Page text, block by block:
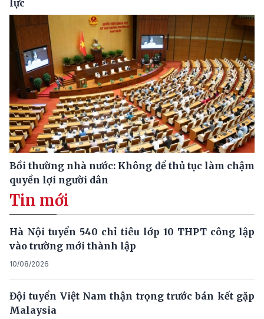
lực
Bồi thường nhà nước: Không để thủ tục làm chậm
quyền lợi người dân
Tin mới
Hà Nội tuyển 540 chỉ tiêu lớp 10 THPT công lập
vào trường mới thành lập
10/08/2026
Đội tuyển Việt Nam thận trọng trước bán kết gặp
Malaysia